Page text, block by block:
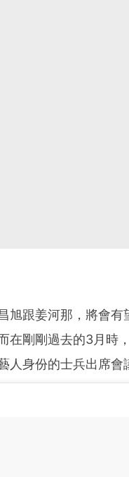
旭跟姜河那，將會有
在剛剛過去的3月時
身份的士兵出席會